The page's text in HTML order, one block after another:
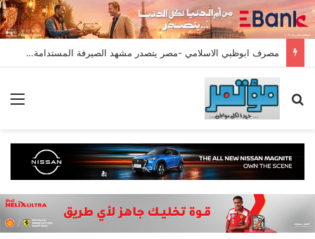
مصرف ابوظبي الاسلامي -مصر يتصدر مشهد الصيرفة المستدامة ب 9 جوائز دولية
بحث عن